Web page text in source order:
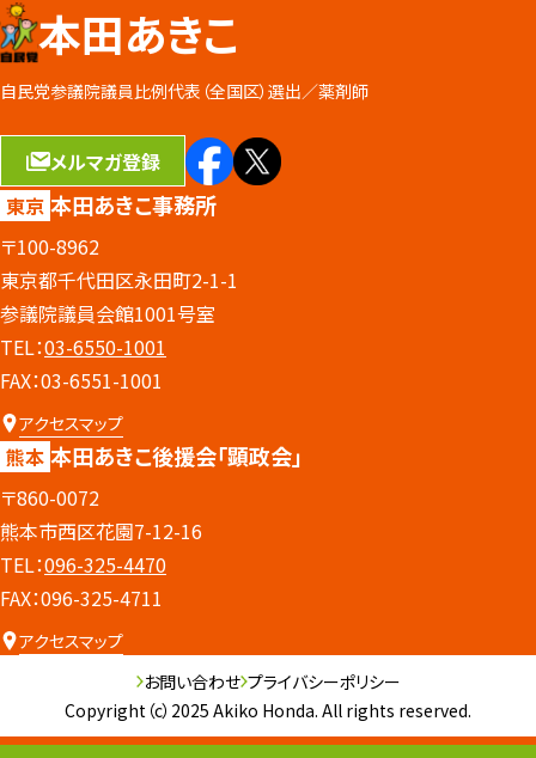
本田あきこ
自民党参議院議員比例代表（全国区）選出／薬剤師
メルマガ登録
東京 本田あきこ事務所
〒100-8962
東京都千代田区永田町2-1-1
参議院議員会館1001号室
TEL：03-6550-1001
FAX：03-6551-1001
アクセスマップ
熊本 本田あきこ後援会「顕政会」
〒860-0072
熊本市西区花園7-12-16
TEL：096-325-4470
FAX：096-325-4711
アクセスマップ
お問い合わせ プライバシーポリシー
Copyright（c）2025 Akiko Honda. All rights reserved.